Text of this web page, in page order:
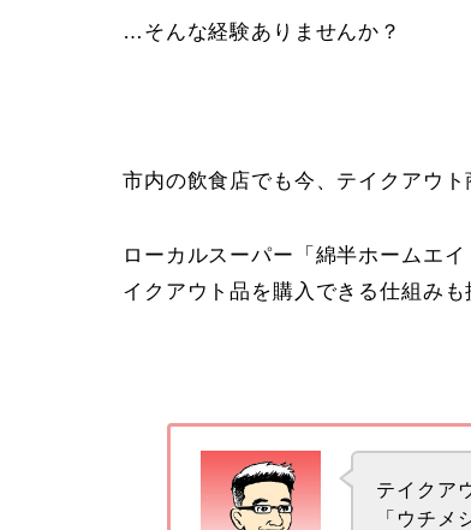
…そんな経験ありませんか？
市内の飲食店でも今、テイクアウ
ローカルスーパー「綿半ホームエ
イクアウト品を購入できる仕組みも
テイクア
「ウチメ